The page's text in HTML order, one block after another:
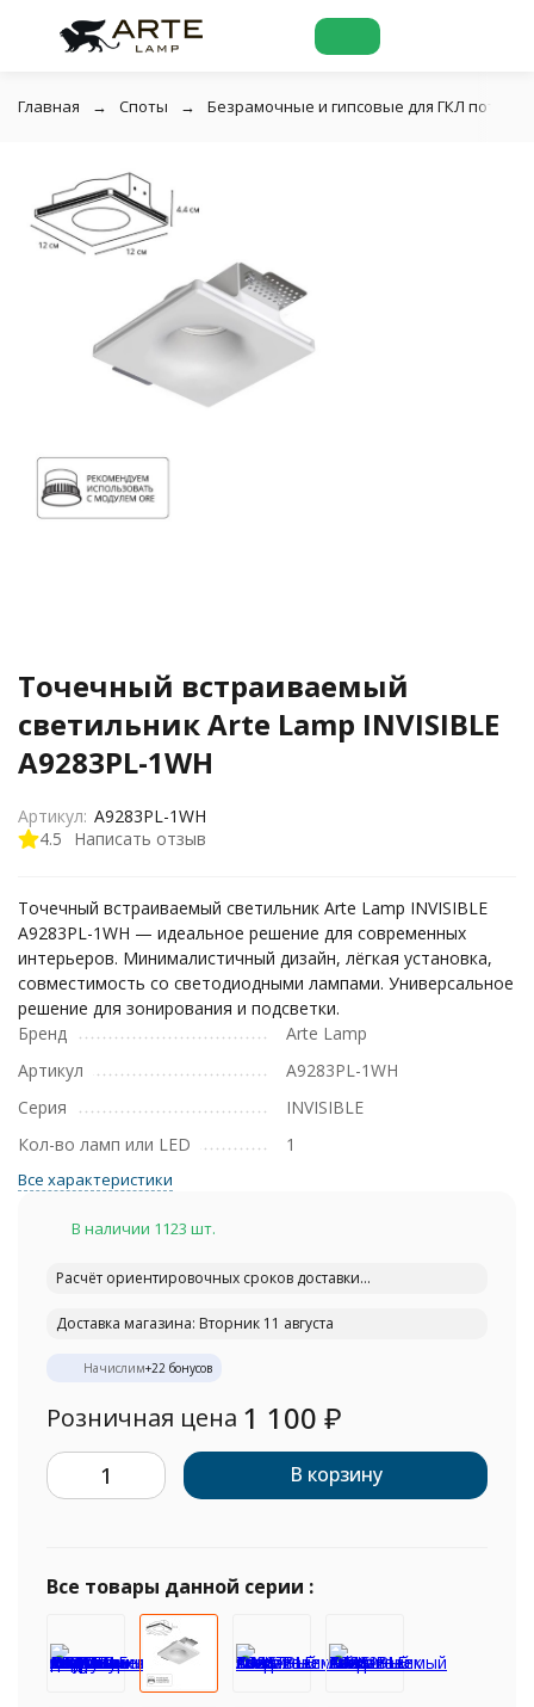
Главная Споты Безрамочные и гипсовые для ГКЛ
Точечный встраиваемый
светильник Arte Lamp INVISIBLE
A9283PL-1WH
4.5 Написать отзыв
Артикул: A9283PL-1WH
Точечный встраиваемый светильник Arte Lamp INVISIBLE
A9283PL-1WH — идеальное решение для современных
интерьеров. Минималистичный дизайн, лёгкая установка,
совместимость со светодиодными лампами. Универсальное
решение для зонирования и подсветки.
Бренд
Arte Lamp
Артикул
A9283PL-1WH
Серия
INVISIBLE
Кол-во ламп или LED
1
Все характеристики
В наличии 1123 шт.
Расчёт ориентировочных сроков доставки...
Доставка магазина: Вторник 11 августа
Начислим+22 бонусов
Розничная цена 1 100 ₽
В корзину
Все товары данной серии :